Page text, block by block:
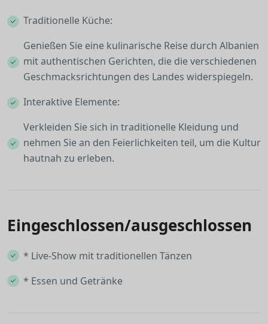
Traditionelle Küche:
Genießen Sie eine kulinarische Reise durch Albanien
mit authentischen Gerichten, die die verschiedenen
Geschmacksrichtungen des Landes widerspiegeln.
Interaktive Elemente:
Verkleiden Sie sich in traditionelle Kleidung und
nehmen Sie an den Feierlichkeiten teil, um die Kultur
hautnah zu erleben.
Eingeschlossen/ausgeschlossen
* Live-Show mit traditionellen Tänzen
* Essen und Getränke